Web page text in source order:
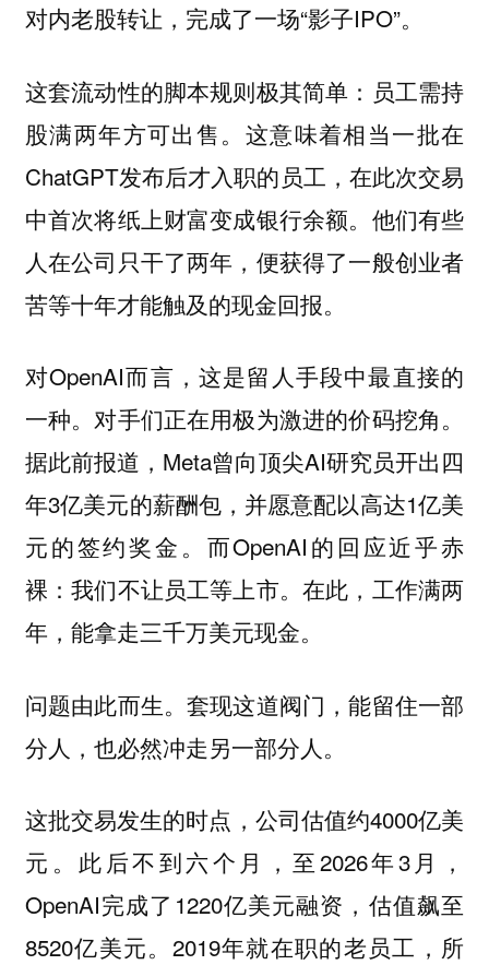
对内老股转让，完成了一场“影子IPO”。
这套流动性的脚本规则极其简单：员工需持
股满两年方可出售。这意味着相当一批在
ChatGPT发布后才入职的员工，在此次交易
中首次将纸上财富变成银行余额。他们有些
人在公司只干了两年，便获得了一般创业者
苦等十年才能触及的现金回报。
对OpenAI而言，这是留人手段中最直接的
一种。对手们正在用极为激进的价码挖角。
据此前报道，Meta曾向顶尖AI研究员开出四
年3亿美元的薪酬包，并愿意配以高达1亿美
元的签约奖金。而OpenAI的回应近乎赤
裸：我们不让员工等上市。在此，工作满两
年，能拿走三千万美元现金。
问题由此而生。套现这道阀门，能留住一部
分人，也必然冲走另一部分人。
这批交易发生的时点，公司估值约4000亿美
元。此后不到六个月，至2026年3月，
OpenAI完成了1220亿美元融资，估值飙至
8520亿美元。2019年就在职的老员工，所